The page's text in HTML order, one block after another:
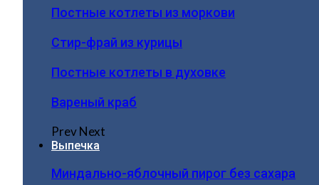
Постные котлеты из моркови
Стир-фрай из курицы
Постные котлеты в духовке
Вареный краб
PrevNext
Выпечка
Миндально-яблочный пирог без сахара